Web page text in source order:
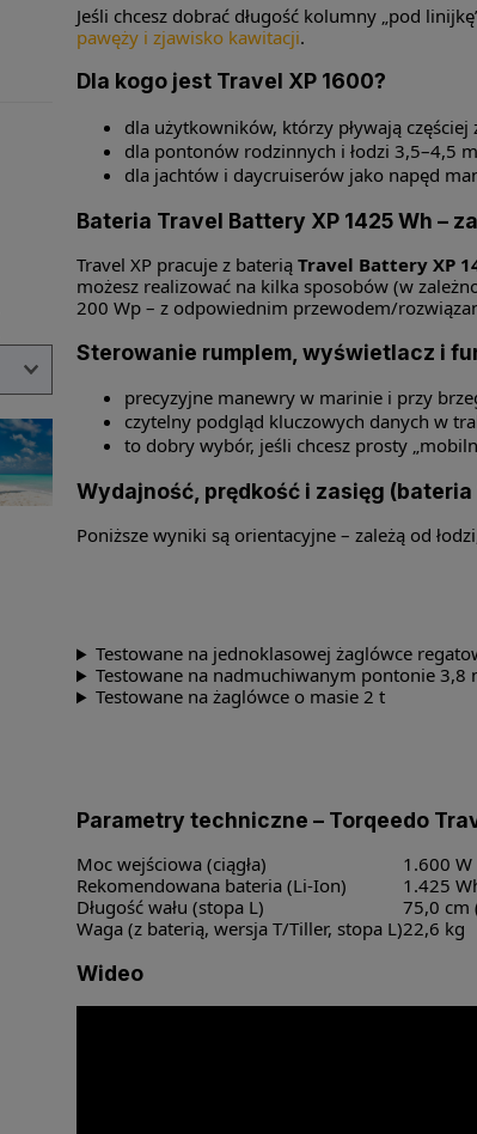
Jeśli chcesz dobrać długość kolumny „pod
pawęży i zjawisko kawitacji.
Dla kogo jest Travel XP 1600?
dla użytkowników, którzy pływają częściej
dla pontonów rodzinnych i łodzi 3,5–4,5
dla jachtów i daycruiserów jako napęd
Bateria Travel Battery XP 1425 Wh –
Travel XP pracuje z baterią Travel Battery XP
możesz realizować na kilka sposobów (w
200 Wp – z odpowiednim przewodem/
Sterowanie rumplem, wyświetlacz i
precyzyjne manewry w marinie i przy
czytelny podgląd kluczowych danych w
to dobry wybór, jeśli chcesz prosty
Wydajność, prędkość i zasięg (bateria
Poniższe wyniki są orientacyjne – zależą od
Testowane na jednoklasowej żaglówce
Testowane na nadmuchiwanym pontonie 3,8
Testowane na żaglówce o masie 2 t
Parametry techniczne – Torqeedo
Moc wejściowa (ciągła)
1.600 W
Rekomendowana bateria (Li-Ion)
1.425
Długość wału (stopa L)
75,0 cm
Waga (z baterią, wersja T/Tiller, stopa L)22,6 kg
Wideo